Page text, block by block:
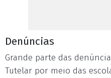
Denúncias
Grande parte das
Tutelar por meio das